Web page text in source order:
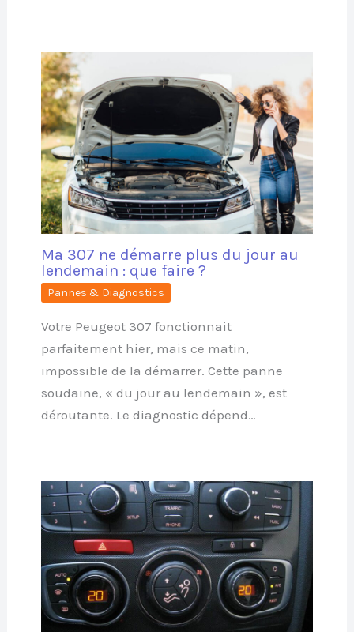
Ma 307 ne démarre plus du jour au
lendemain : que faire ?
Pannes & Diagnostics
Votre Peugeot 307 fonctionnait
parfaitement hier, mais ce matin,
impossible de la démarrer. Cette panne
soudaine, « du jour au lendemain », est
déroutante. Le diagnostic dépend…